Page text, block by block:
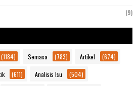
(9)
(1184) Semasa (783) Artikel (674)
(611) Analisis Isu (504)